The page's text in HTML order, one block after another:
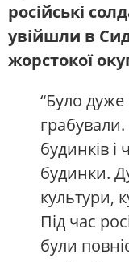
російські
увійшли в
жорстокої
“Було
будинків
будинки.
культури,
Під час
були